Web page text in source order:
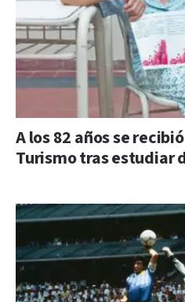
A los 82 años se
Turismo tras estudiar